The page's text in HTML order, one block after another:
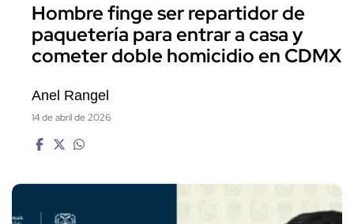
Hombre finge ser repartidor de
paquetería para entrar a casa y
cometer doble homicidio en CDMX
Anel Rangel
14 de abril de 2026